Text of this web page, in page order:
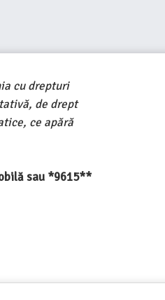
cu drepturi
de drept
ce apără
sau *9615**